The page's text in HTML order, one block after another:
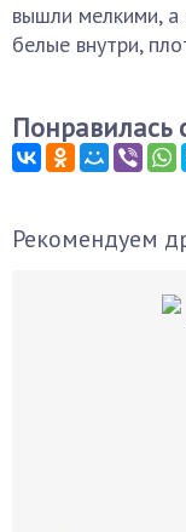
вышли мелкими, а
белые внутри,
Понравилась
Рекомендуем